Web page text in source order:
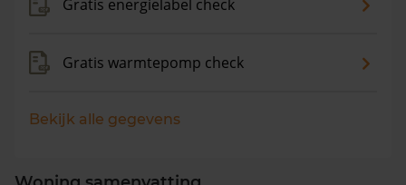
Gratis energielabel check
Gratis warmtepomp check
Bekijk alle gegevens